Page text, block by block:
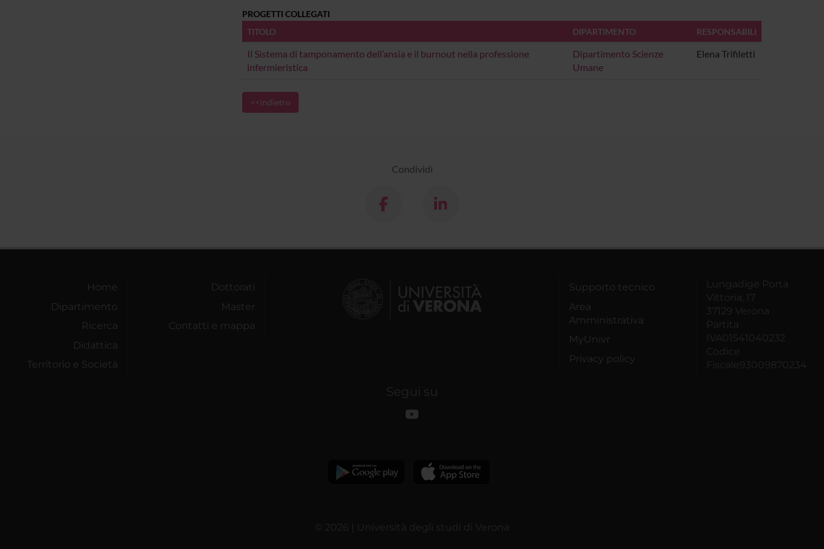
PROGETTI COLLEGATI
TITOLO
DIPARTIMENTO RESPONSABILI
Il Sistema di tamponamento dell’ansia e il burnout nella professione
infermieristica
Dipartimento Scienze
Umane
Elena Trifiletti
<<indietro
Condividi
Home
Dipartimento
Ricerca
Didattica
Territorio e Società
Dottorati
Master
Contatti e mappa
Supporto tecnico
Area
Amministrativa
MyUnivr
Privacy policy
Lungadige Porta
Vittoria, 17
37129 Verona
Partita
IVA01541040232
Codice
Fiscale93009870234
Segui su
© 2026 | Università degli studi di Verona